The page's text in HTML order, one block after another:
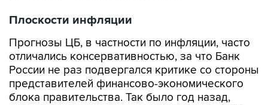
Плоскости инфляции
Прогнозы ЦБ, в частности по инфляции, часто
отличались консервативностью, за что Банк
России не раз подвергался критике со стороны
представителей финансово-экономического
блока правительства. Так было год назад,